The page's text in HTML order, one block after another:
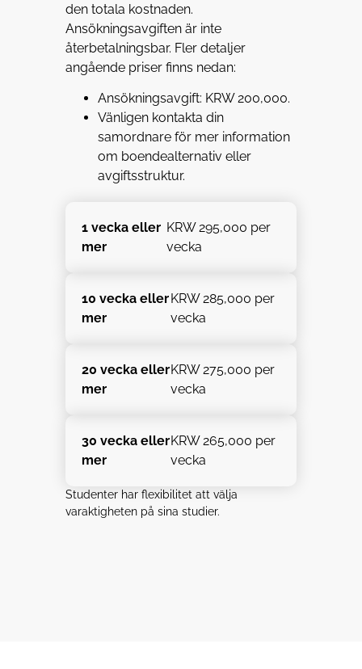
1 vecka eller
mer
KRW 295,000 per
vecka
10 vecka eller
mer
KRW 285,000 per
vecka
20 vecka eller
mer
KRW 275,000 per
vecka
30 vecka eller
mer
KRW 265,000 per
vecka
Studenter har flexibilitet att välja
varaktigheten på sina studier.
den totala kostnaden.
Ansökningsavgiften är inte
återbetalningsbar. Fler detaljer
angående priser finns nedan:
Ansökningsavgift: KRW 200,000.
Vänligen kontakta din
samordnare för mer information
om boendealternativ eller
avgiftsstruktur.